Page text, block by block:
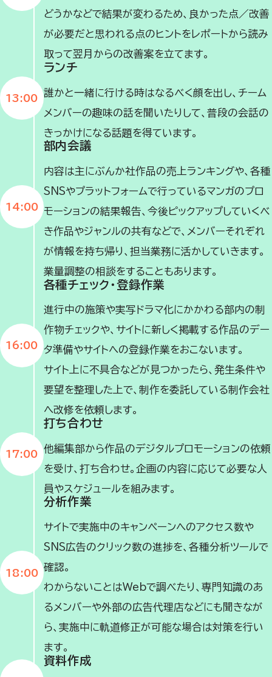
どうかなどで結果が変わるため、良かった点／改善
が必要だと思われる点のヒントをレポートから読み
取って翌月からの改善案を立てます。
13:00
ランチ
誰かと一緒に行ける時はなるべく顔を出し、チーム
メンバーの趣味の話を聞いたりして、普段の会話の
きっかけになる話題を得ています。
14:00
部内会議
内容は主にぶんか社作品の売上ランキングや、各種
SNSやプラットフォームで行っているマンガのプロ
モーションの結果報告、今後ピックアップしていくべ
き作品やジャンルの共有などで、メンバーそれぞれ
が情報を持ち帰り、担当業務に活かしていきます。
業量調整の相談をすることもあります。
16:00
各種チェック・登録作業
進行中の施策や実写ドラマ化にかかわる部内の制
作物チェックや、サイトに新しく掲載する作品のデー
タ準備やサイトへの登録作業をおこないます。
サイト上に不具合などが見つかったら、発生条件や
要望を整理した上で、制作を委託している制作会社
へ改修を依頼します。
17:00
打ち合わせ
他編集部から作品のデジタルプロモーションの依頼
を受け、打ち合わせ。企画の内容に応じて必要な人
員やスケジュールを組みます。
18:00
分析作業
サイトで実施中のキャンペーンへのアクセス数や
SNS広告のクリック数の進捗を、各種分析ツールで
確認。
わからないことはWebで調べたり、専門知識のあ
るメンバーや外部の広告代理店などにも聞きなが
ら、実施中に軌道修正が可能な場合は対策を行い
ます。
資料作成